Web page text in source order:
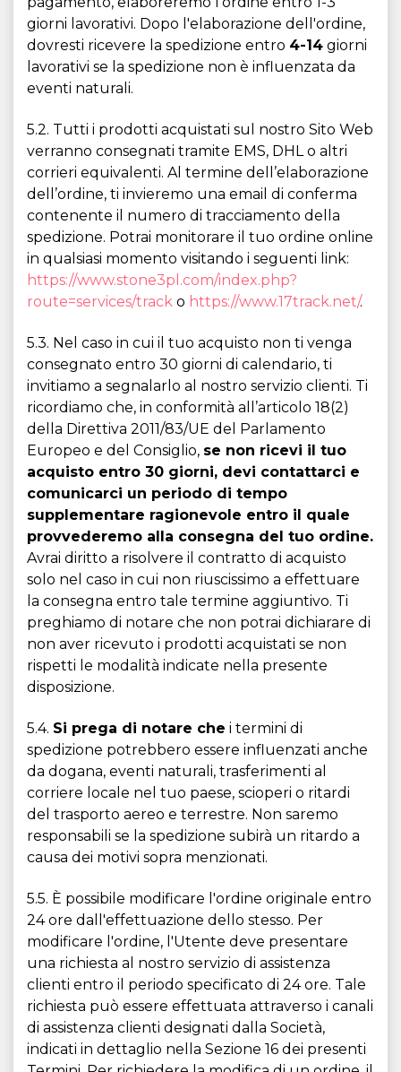
giorni lavorativi. Dopo l'elaborazione dell'ordine,
dovresti ricevere la spedizione entro 4-14 giorni
lavorativi se la spedizione non è influenzata da
eventi naturali.
5.2. Tutti i prodotti acquistati sul nostro Sito Web
verranno consegnati tramite EMS, DHL o altri
corrieri equivalenti. Al termine dell’elaborazione
dell’ordine, ti invieremo una email di conferma
contenente il numero di tracciamento della
spedizione. Potrai monitorare il tuo ordine online
in qualsiasi momento visitando i seguenti link:
https://www.stone3pl.com/index.php?
route=services/track o https://www.17track.net/.
5.3. Nel caso in cui il tuo acquisto non ti venga
consegnato entro 30 giorni di calendario, ti
invitiamo a segnalarlo al nostro servizio clienti. Ti
ricordiamo che, in conformità all’articolo 18(2)
della Direttiva 2011/83/UE del Parlamento
Europeo e del Consiglio, se non ricevi il tuo
acquisto entro 30 giorni, devi contattarci e
comunicarci un periodo di tempo
supplementare ragionevole entro il quale
provvederemo alla consegna del tuo ordine.
Avrai diritto a risolvere il contratto di acquisto
solo nel caso in cui non riuscissimo a effettuare
la consegna entro tale termine aggiuntivo. Ti
preghiamo di notare che non potrai dichiarare di
non aver ricevuto i prodotti acquistati se non
rispetti le modalità indicate nella presente
disposizione.
5.4. Si prega di notare che i termini di
spedizione potrebbero essere influenzati anche
da dogana, eventi naturali, trasferimenti al
corriere locale nel tuo paese, scioperi o ritardi
del trasporto aereo e terrestre. Non saremo
responsabili se la spedizione subirà un ritardo a
causa dei motivi sopra menzionati.
5.5. È possibile modificare l'ordine originale entro
24 ore dall'effettuazione dello stesso. Per
modificare l'ordine, l'Utente deve presentare
una richiesta al nostro servizio di assistenza
clienti entro il periodo specificato di 24 ore. Tale
richiesta può essere effettuata attraverso i canali
di assistenza clienti designati dalla Società,
indicati in dettaglio nella Sezione 16 dei presenti